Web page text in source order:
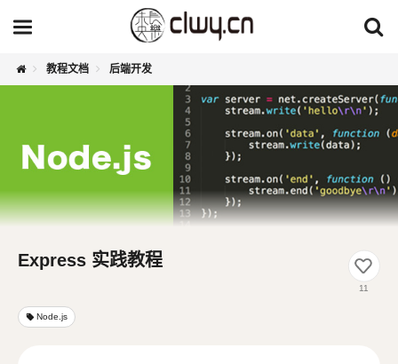
教程文档 后端开发
Express 实践教程
11
local_offer Node.js